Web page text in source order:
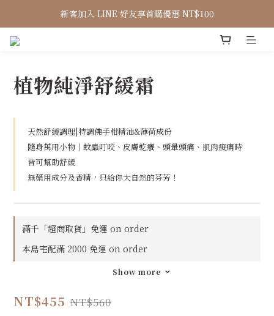
新客加入 LINE 好友享首購優惠 NT$100
植物純淨舒緩霜
天然舒緩調理|特調佛手柑精油&薄荷成份
隨身萬用小物｜蚊蟲叮咬、皮膚乾癢、頭暈頭痛、肌肉痠痛時
皆可幫助舒緩
無藥用成分及香精，只給你大自然的芬芳！
滿千「超商取貨」免運 on order
本島宅配滿 2000 免運 on order
Show more
NT$455 NT$560